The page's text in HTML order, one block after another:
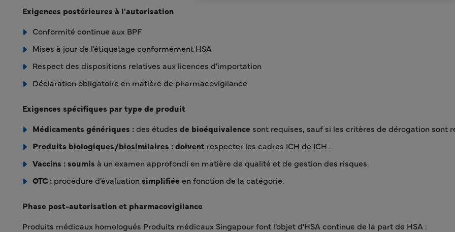
Exigences postérieures à l'autorisation
Conformité continue aux BPF
Mises à jour de l'étiquetage conformément HSA
Respect des dispositions relatives aux licences d'importation
Déclaration obligatoire en matière de pharmacovigilance
Exigences spécifiques par type de produit
Médicaments génériques :des études de bioéquivalence sont requises, sauf si les critères de dérogation sont
Produits biologiques/biosimilaires : doivent respecter les cadres ICH de ICH .
Vaccins : soumis à un examen approfondi en matière de qualité et de gestion des risques.
OTC : procédure d'évaluation simplifiée en fonction de la catégorie.
Phase post-autorisation et pharmacovigilance
Produits médicaux homologués Produits médicaux Singapour font l'objet d'HSA continue de la part de HSA :